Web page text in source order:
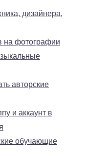
дизайнера,
на фотографии
авторские
и аккаунт в
обучающие